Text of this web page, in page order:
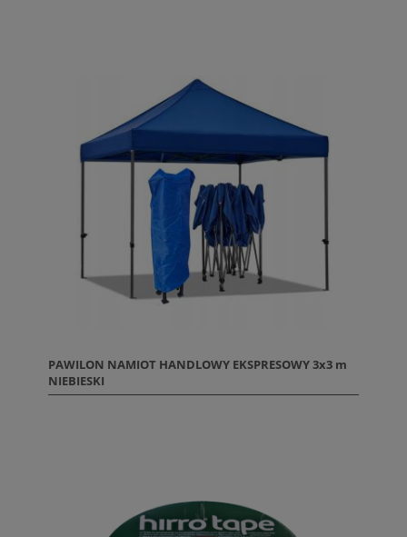
PAWILON NAMIOT HANDLOWY EKSPRESOWY 3x3 m
NIEBIESKI